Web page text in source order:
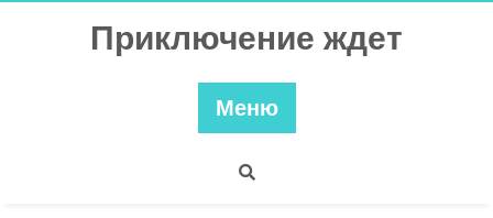
Приключение ждет
Меню